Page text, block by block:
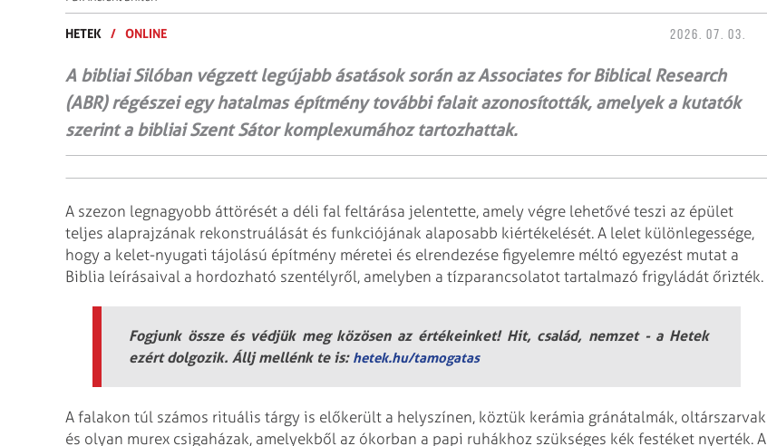
HETEK / ONLINE 2026. 07. 03.
A bibliai Silóban végzett legújabb ásatások során az Associates for Biblical Research
(ABR) régészei egy hatalmas építmény további falait azonosították, amelyek a kutatók
szerint a bibliai Szent Sátor komplexumához tartozhattak.
A szezon legnagyobb áttörését a déli fal feltárása jelentette, amely végre lehetővé teszi az épület
teljes alaprajzának rekonstruálását és funkciójának alaposabb kiértékelését. A lelet különlegessége,
hogy a kelet-nyugati tájolású építmény méretei és elrendezése figyelemre méltó egyezést mutat a
Biblia leírásaival a hordozható szentélyről, amelyben a tízparancsolatot tartalmazó frigyládát őrizték.
Fogjunk össze és védjük meg közösen az értékeinket! Hit, család, nemzet - a Hetek
ezért dolgozik. Állj mellénk te is: hetek.hu/tamogatas
A falakon túl számos rituális tárgy is előkerült a helyszínen, köztük kerámia gránátalmák, oltárszarvak
és olyan murex csigaházak, amelyekből az ókorban a papi ruhákhoz szükséges kék festéket nyerték. A